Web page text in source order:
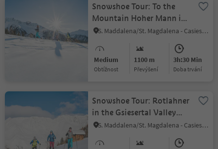
Snowshoe Tour: To the
Mountain Hoher Mann in
the Gsiesertal Valley (2593
S. Maddalena/St. Magdalena - Casies/Gsies, Gsies/Valle di Casies
Medium
Obtížnost
1100 m
Převýšení
3h:30 Min
doba trvání
Snowshoe Tour: Rotlahner
in the Gsiesertal Valley
(2748 m)
S. Maddalena/St. Magdalena - Casies/Gsies, Gsies/Valle di Casies